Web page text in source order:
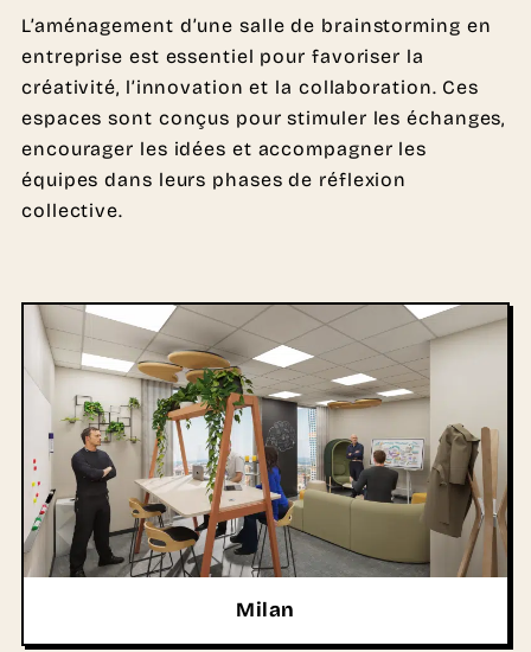
L’aménagement d’une salle de brainstorming en
entreprise est essentiel pour favoriser la
créativité, l’innovation et la collaboration. Ces
espaces sont conçus pour stimuler les échanges,
encourager les idées et accompagner les
équipes dans leurs phases de réflexion
collective.
Milan